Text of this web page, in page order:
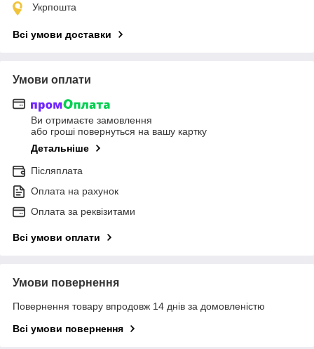
Укрпошта
Всі умови доставки
Умови оплати
Ви отримаєте замовлення
або гроші повернуться на вашу картку
Детальніше
Післяплата
Оплата на рахунок
Оплата за реквізитами
Всі умови оплати
Умови повернення
Повернення товару впродовж 14 днів за домовленістю
Всі умови повернення